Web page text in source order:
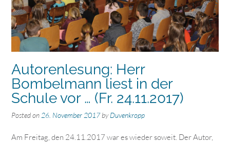
Autorenlesung: Herr
Bombelmann liest in der
Schule vor … (Fr. 24.11.2017)
Posted on 26. November 2017byDuvenkropp
Am Freitag, den 24.11.2017 war es wieder soweit. Der Autor,